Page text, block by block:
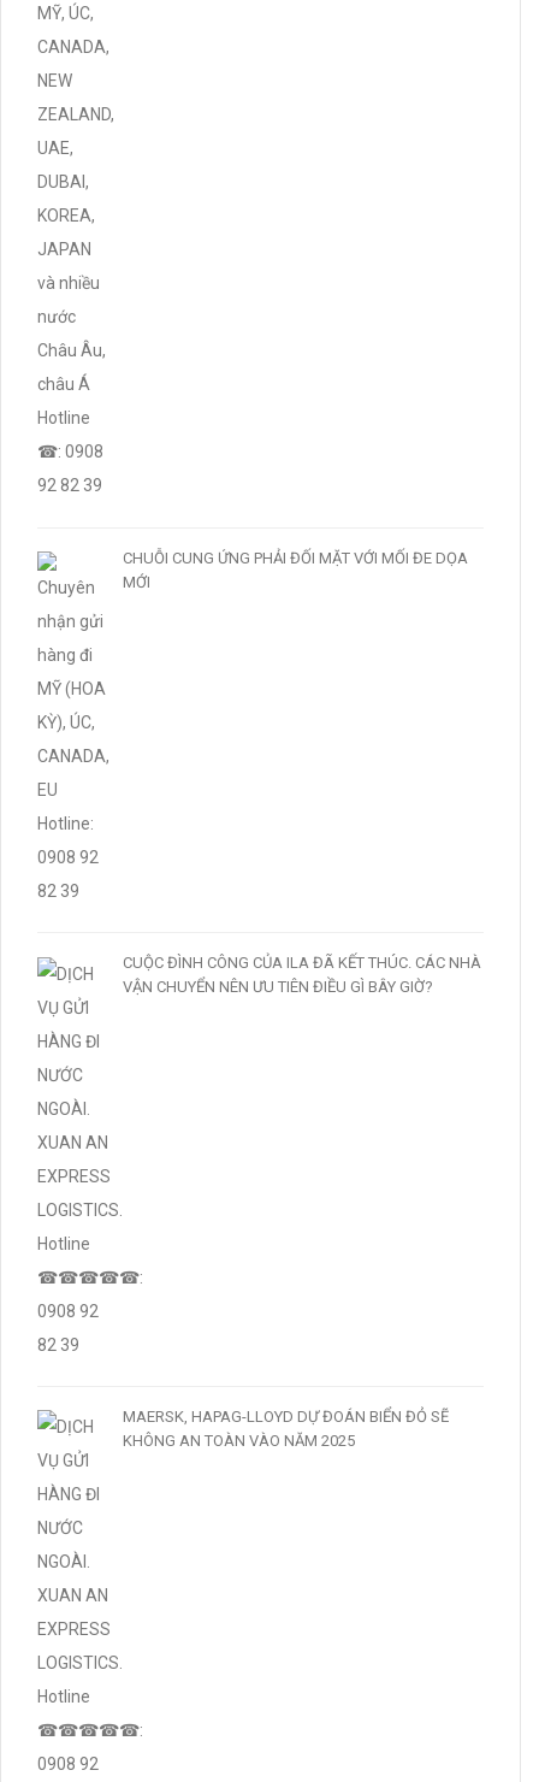
CHUỖI CUNG ỨNG PHẢI ĐỐI MẶT VỚI MỐI ĐE DỌA
MỚI
CUỘC ĐÌNH CÔNG CỦA ILA ĐÃ KẾT THÚC. CÁC NHÀ
VẬN CHUYỂN NÊN ƯU TIÊN ĐIỀU GÌ BÂY GIỜ?
MAERSK, HAPAG-LLOYD DỰ ĐOÁN BIỂN ĐỎ SẼ
KHÔNG AN TOÀN VÀO NĂM 2025